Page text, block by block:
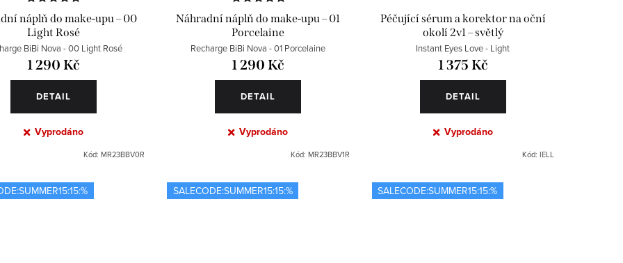
náplň do make-upu – 00
Light Rosé
BiBi Nova - 00 Light Rosé
1 290 Kč
DETAIL
Vyprodáno
Kód: MR23BBV0R
Náhradní náplň do make-upu – 01
Porcelaine
Recharge BiBi Nova - 01 Porcelaine
1 290 Kč
DETAIL
Vyprodáno
Kód: MR23BBV1R
Péčující sérum a korektor na oční
okolí 2v1 – světlý
Instant Eyes Love - Light
1 375 Kč
DETAIL
Vyprodáno
Kód: IELL
SALECODE:SUMMER15:15:% SALECODE:SUMMER15:15:%